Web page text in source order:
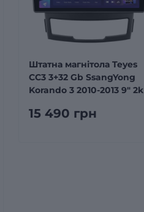
Штатна магнітола Teyes
CC3 3+32 Gb SsangYong
Korando 3 2010-2013 9" 2k
15 490 грн